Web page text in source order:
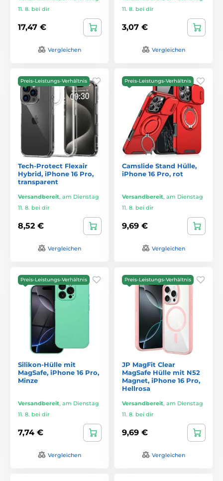
11. 8. bei dir
17,47 €
Vergleichen
11. 8. bei dir
3,07 €
Vergleichen
Preis-Leistungs-Verhältnis
Tech-Protect Flexair
Hybrid, iPhone 16 Pro,
transparent
Versandbereit, am Dienstag
11. 8. bei dir
8,52 €
Vergleichen
Preis-Leistungs-Verhältnis
Camslide Stand Hülle,
iPhone 16 Pro, rot
Versandbereit, am Dienstag
11. 8. bei dir
9,69 €
Vergleichen
Preis-Leistungs-Verhältnis
Silikon-Hülle mit
MagSafe, iPhone 16 Pro,
Minze
Versandbereit, am Dienstag
11. 8. bei dir
7,74 €
Vergleichen
Preis-Leistungs-Verhältnis
JP MagFit Clear
MagSafe Hülle mit N52
Magnet, iPhone 16 Pro,
Hellrosa
Versandbereit, am Dienstag
11. 8. bei dir
9,69 €
Vergleichen